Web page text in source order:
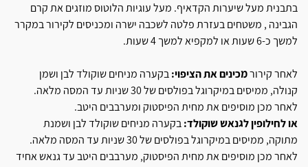
בתבנית מעל שיערות הקדאיף. מעל עוגיות הלוטוס מוזגים את קרם
הגבינה , משטחים בעזרת פלטה לשכבה ישרה ומכניסים לקירור במקרר
למשך כ-6 שעות או למקפיא למשך 4 שעות.
לאחר קירורמכינים את הציפוי: בקערה מניחים שוקולד לבן ושמן
קנולה, ממיסים במיקרוגל בפולסים של 30 שניות עד המסה מלאה.
לאחר מכן מוסיפים את מחית הפיסטוק ומערבבים היטב.
או לחילופין לגנאש שוקולד: בקערה מניחים שוקולד לבן ושמנת
מתוקה, ממיסים במיקרוגל בפולסים של 30 שניות עד המסה מלאה.
לאחר מכן מוסיפים את מחית הפיסטוק, מערבבים היטב עד גנאש אחיד